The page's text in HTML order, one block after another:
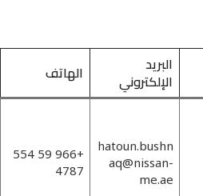
البريد
الإلكتروني الهاتف
hatoun.bushn
aq@nissan-
me.ae
+966 59 554
4787